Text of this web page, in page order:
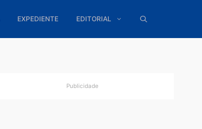
POLÍCIA EXPEDIENTE EDITORIAL